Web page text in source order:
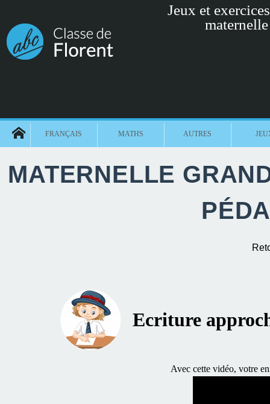
Jeux et
FRANÇAIS MATHS AUTRES
MATERNELLE
Ecriture
Avec cette vidéo, votre